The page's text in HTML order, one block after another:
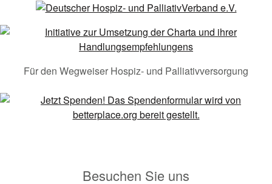
Für den Wegweiser Hospiz- und Palliativversorgung
Besuchen Sie uns